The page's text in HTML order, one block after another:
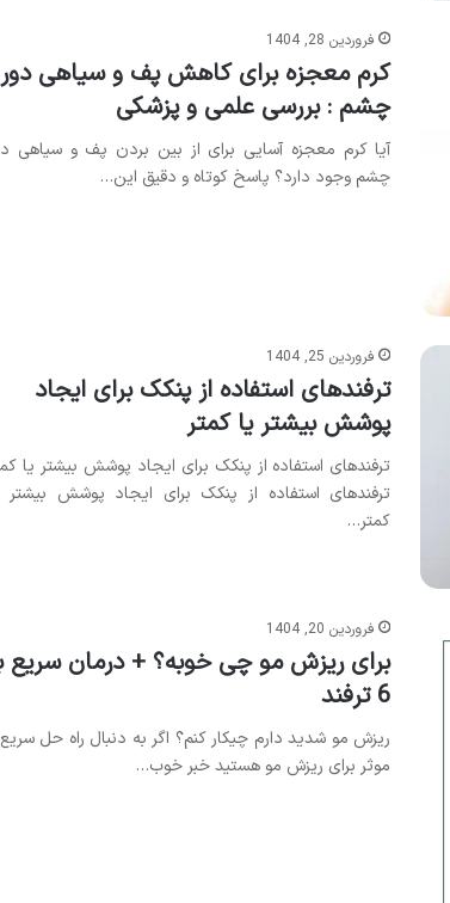
فروردین 28, 1404
کرم معجزه برای کاهش پف و سیاهی دور
چشم : بررسی علمی و پزشکی
آیا کرم معجزه آسایی برای از بین بردن پف و سیاهی
چشم وجود دارد؟ پاسخ کوتاه و دقیق این…
فروردین 25, 1404
ترفندهای استفاده از پنکک برای ایجاد
پوشش بیشتر یا کمتر
ترفندهای استفاده از پنکک برای ایجاد پوشش بیشتر یا
ترفندهای استفاده از پنکک برای ایجاد پوشش بیشتر
کمتر…
فروردین 20, 1404
برای ریزش مو چی خوبه؟ + درمان سریع
6 ترفند
ریزش مو شدید دارم چیکار کنم؟ اگر به دنبال راه حل
موثر برای ریزش مو هستید خبر خوب…